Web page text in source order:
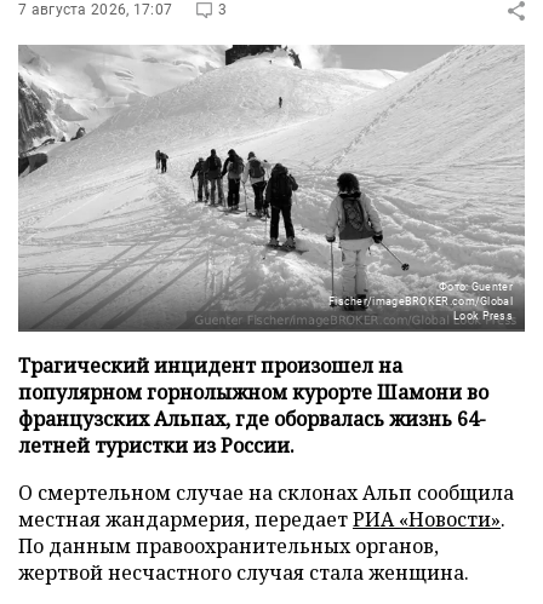
7 августа 2026, 17:07 3
Фото: Guenter
Fischer/imageBROKER.com/Global
Look Press
Трагический инцидент произошел на
популярном горнолыжном курорте Шамони во
французских Альпах, где оборвалась жизнь 64-
летней туристки из России.
О смертельном случае на склонах Альп сообщила
местная жандармерия, передаетРИА «Новости».
По данным правоохранительных органов,
жертвой несчастного случая стала женщина.